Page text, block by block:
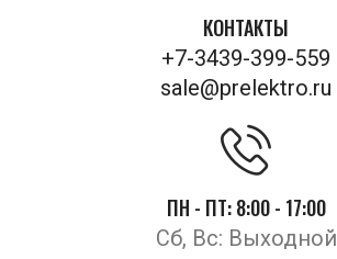
КОНТАКТЫ
+7-3439-399-559
sale@prelektro.ru
ПН - ПТ: 8:00 - 17:00
Сб, Вс: Выходной